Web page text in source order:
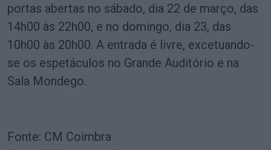
portas abertas no sábado, dia 22 de março, das
14h00 às 22h00, e no domingo, dia 23, das
10h00 às 20h00. A entrada é livre, excetuando-
se os espetáculos no Grande Auditório e na
Sala Mondego.
Fonte: CM Coimbra